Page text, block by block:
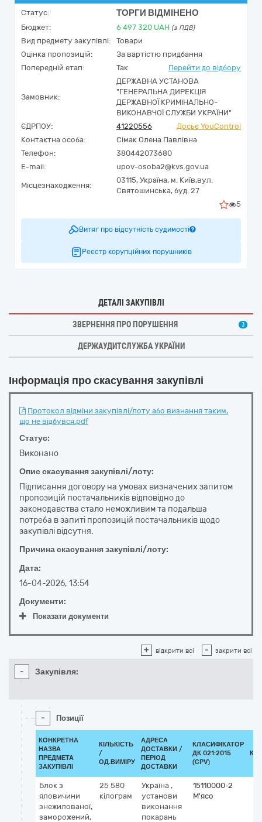
Статус: ТОРГИ ВІДМІНЕНО
Бюджет: 6 497 320 UAH (з ПДВ)
Вид предмету закупівлі:
Товари
Оцінка пропозицій:
За вартістю придбання
Попередній етап:
Так Перейти до відбору
Замовник:
ДЕРЖАВНА УСТАНОВА
"ГЕНЕРАЛЬНА ДИРЕКЦІЯ
ДЕРЖАВНОЇ КРИМІНАЛЬНО-
ВИКОНАВЧОЇ СЛУЖБИ УКРАЇНИ"
ЄДРПОУ:
41220556
Досьє YouControl
Контактна особа:
Сімак Олена Павлівна
Телефон:
380442073680
E-mail:
upov-osoba2@kvs.gov.ua
Місцезнаходження:
03115, Україна, м. Київ,вул.
Святошинська, буд. 27
5
Витяг про відсутність судимості
Реєстр корупційних порушників
ДЕТАЛІ ЗАКУПІВЛІ
ЗВЕРНЕННЯ ПРО ПОРУШЕННЯ 3
ДЕРЖАУДИТСЛУЖБА УКРАЇНИ
Інформація про скасування закупівлі
Протокол відміни закупівлі/лоту або визнання таким,
що не відбувся.pdf
Статус:
Виконано
Опис скасування закупівлі/лоту:
Підписання договору на умовах визначених запитом
пропозицій постачальників відповідно до
законодавства стало неможливим та подальша
потреба в запиті пропозицій постачальників щодо
закупівлі відсутня.
Причина скасування закупівлі/лоту:
Дата:
16-04-2026, 13:54
Документи:
Показати документи
+ відкрити всі - закрити всі
- Закупівля:
- Позиції
КОНКРЕТНА
НАЗВА
ПРЕДМЕТА
ЗАКУПІВЛІ
КІЛЬКІСТЬ
/
ОД.ВИМІРУ
АДРЕСА
ДОСТАВКИ /
ПЕРІОД
ДОСТАВКИ
КЛАСИФІКАТОР
ДК 021:2015
(CPV)
Блок з
яловичини
знежилованої,
заморожений,
25 580
кілограм
Україна ,
установи
виконання
покарань
15110000-2
М'ясо